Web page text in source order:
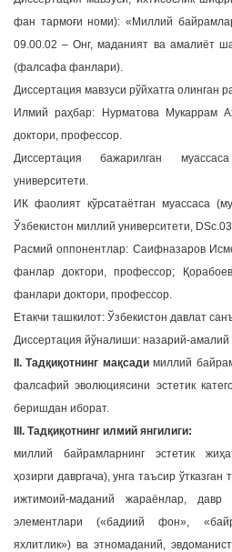
g
a
t
i
o
n
фан тармоғи номи): «Миллий
09.00.02 – Онг, маданият ва амалиёт
(фалсафа фанлари).
Диссертация мавзуси рўйхатга олинган
Илмий раҳбар: Нурматова Мукаррам
доктори, профессор.
Диссертация бажарилган
университети.
ИК фаолият кўрсатаётган муассаса
Ўзбекистон миллий университети,
Расмий оппонентлар: Саифназаров
фанлар доктори, профессор;
фанлари доктори, профессор.
Етакчи ташкилот: Ўзбекистон давлат
Диссертация йўналиши: назарий-амалий
II. Тадқиқотнинг мақсадимиллий
фалсафий эволюциясини эстетик
беришдан иборат.
III. Тадқиқотнинг илмий янгилиги:
миллий байрамларнинг эстетик
ҳозирги давргача), унга таъсир
ижтимоий-маданий жараёнлар, давр
элементлари («бадиий фон»,
яхлитлик») ва этномаданий,